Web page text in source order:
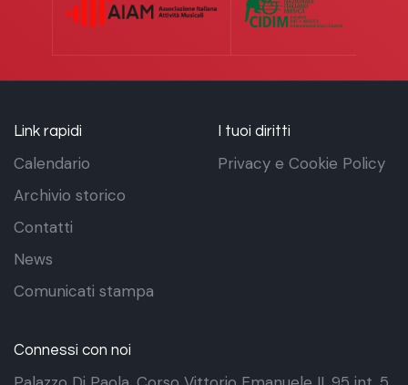
Link rapidi
Calendario
Archivio storico
Contatti
News
Comunicati stampa
I tuoi diritti
Privacy e Cookie Policy
Connessi con noi